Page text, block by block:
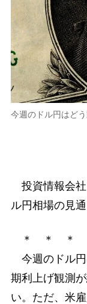
今週のドル円はどう
投資情報会社
ル円相場の見
＊ ＊ ＊
今週のドル円
期利上げ観測
い。ただ、米